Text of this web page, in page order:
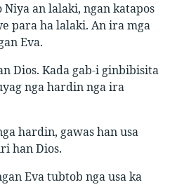
an lalaki, ngan katapos
para ha lalaki. An ira mga
Eva.
Dios. Kada gab-i ginbibisita
nga hardin nga ira
hardin, gawas han usa
han Dios.
Eva tubtob nga usa ka